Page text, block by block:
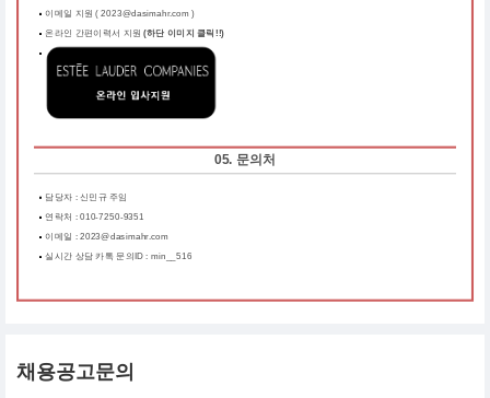
이메일 지원 ( 2023@dasimahr.com )
온라인 간편이력서 지원 (하단 이미지 클릭!!)
05. 문의처
담당자 : 신민규 주임
연락처 : 010-7250-9351
이메일 : 2023@dasimahr.com
실시간 상담 카톡 문의ID : min__516
채용공고문의